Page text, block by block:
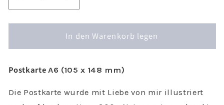
die
Menge
Postkarte
-
get
die
Menge
für
Postkarte
-
get
In den Warenkorb legen
PostkarteA6 (105 x 148 mm)
Die Postkarte wurde mit Liebe von mir illustriert